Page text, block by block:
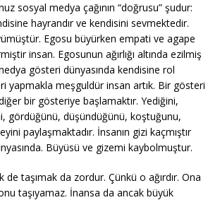
sosyal medya çağının “doğrusu” şudur:
hayrandır ve kendisini sevmektedir.
Egosu büyürken empati ve agape
insan. Egosunun ağırlığı altında ezilmiş
gösteri dünyasında kendisine rol
yapmakla meşguldür insan artık. Bir gösteri
bir gösteriye başlamaktır. Yediğini,
gördüğünü, düşündüğünü, koştuğunu,
paylaşmaktadır. İnsanın gizi kaçmıştır
Büyüsü ve gizemi kaybolmuştur.
taşımak da zordur. Çünkü o ağırdır. Ona
taşıyamaz. İnansa da ancak büyük